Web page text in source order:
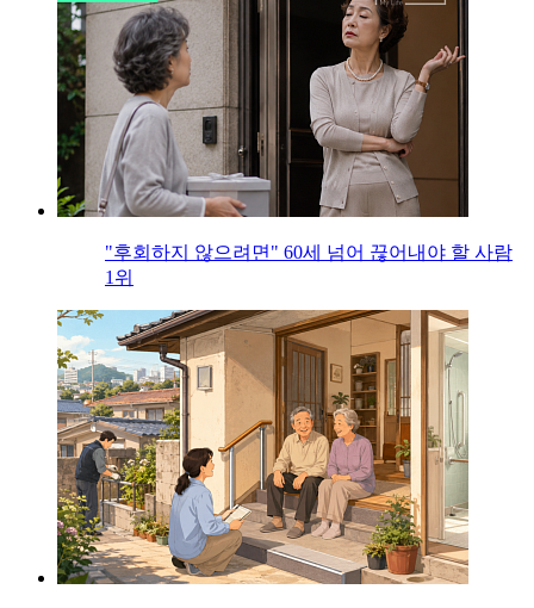
"후회하지 않으려면" 60세 넘어 끊어내야 할 사람
1위